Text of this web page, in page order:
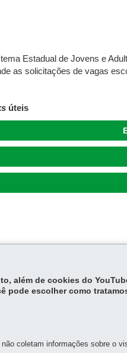
Estadual de Jovens e
as solicitações de vagas
úteis
além de cookies do
pode escolher como
coletam informações sobre o